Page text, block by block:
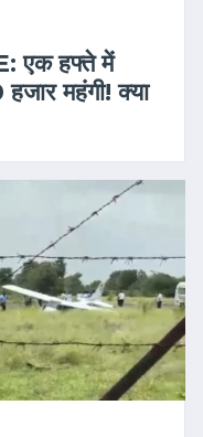
एक हफ्ते में
हजार महंगी! क्या